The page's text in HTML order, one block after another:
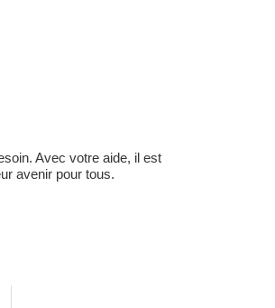
Avec votre aide, il est
avenir pour tous.